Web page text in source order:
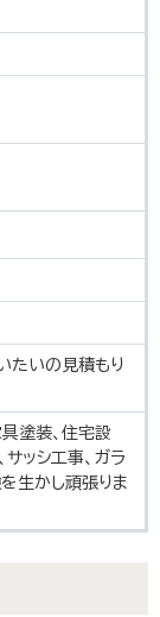
たいの見積もり
具塗装、住宅設
サッシ工事、ガラ
生かし頑張りま